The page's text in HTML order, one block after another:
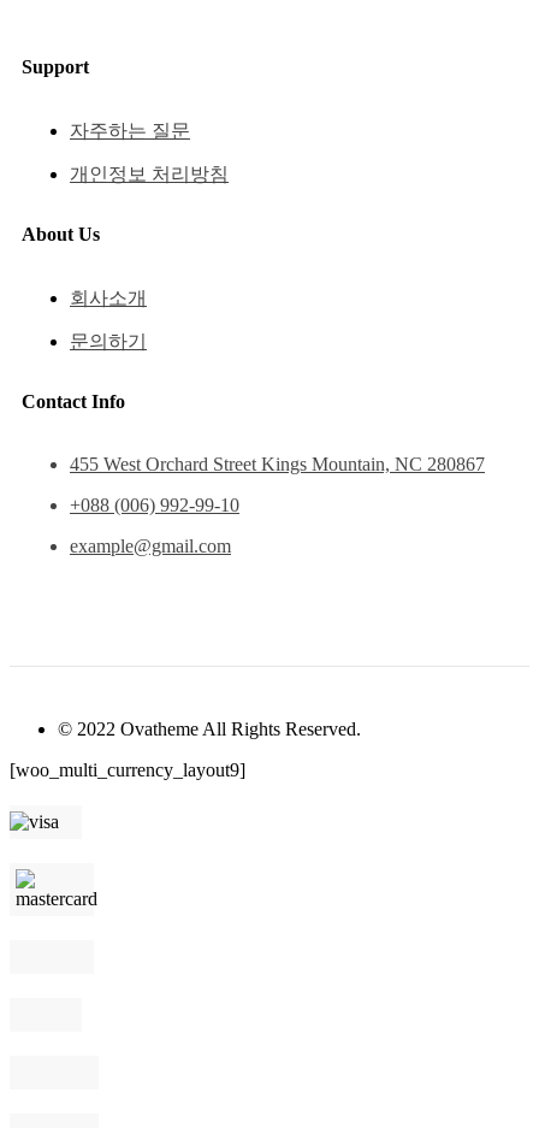
Support
자주하는 질문
개인정보 처리방침
About Us
회사소개
문의하기
Contact Info
455 West Orchard Street Kings Mountain, NC 280867
+088 (006) 992-99-10
example@gmail.com
© 2022 Ovatheme All Rights Reserved.
[woo_multi_currency_layout9]